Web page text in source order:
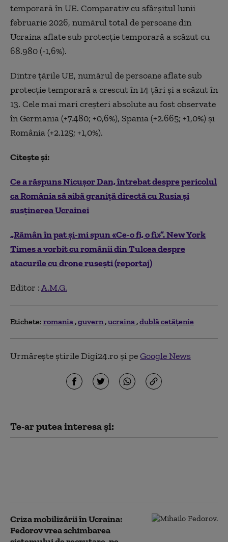
temporară în UE. Comparativ cu sfârşitul lunii
februarie 2026, numărul total de persoane din
Ucraina aflate sub protecţie temporară a scăzut cu
68.980 (-1,6%).
Dintre ţările UE, numărul de persoane aflate sub
protecţie temporară a crescut în 14 ţări şi a scăzut în
13. Cele mai mari creşteri absolute au fost observate
în Germania (+7.480; +0,6%), Spania (+2.665; +1,0%) şi
România (+2.125; +1,0%).
Citește și:
Ce a răspuns Nicușor Dan, întrebat despre pericolul
ca România să aibă graniță directă cu Rusia și
susținerea Ucrainei
„Rămân în pat și-mi spun «Ce-o fi, o fi»”. New York
Times a vorbit cu românii din Tulcea despre
atacurile cu drone rusești (reportaj)
Editor :A.M.G.
Etichete: romania guvern ucraina dublă cetățenie
Urmărește știrile Digi24.ro și peGoogle News
Te-ar putea interesa și:
Criza mobilizării în Ucraina:
Fedorov vrea schimbarea